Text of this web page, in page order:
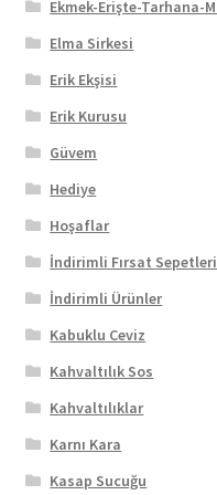
Ekmek-Erişte-Tarhana-
Elma Sirkesi
Erik Ekşisi
Erik Kurusu
Güvem
Hediye
Hoşaflar
İndirimli Fırsat Sepetleri
İndirimli Ürünler
Kabuklu Ceviz
Kahvaltılık Sos
Kahvaltılıklar
Karnı Kara
Kasap Sucuğu